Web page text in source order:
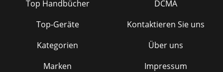
Top Handbücher
Top-Geräte
Kategorien
Marken
DCMA
Kontaktieren Sie uns
Über uns
Impressum